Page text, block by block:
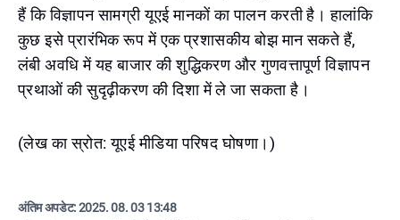
हैं कि विज्ञापन सामग्री यूएई मानकों का पालन करती है। हालांकि
कुछ इसे प्रारंभिक रूप में एक प्रशासकीय बोझ मान सकते हैं,
लंबी अवधि में यह बाजार की शुद्धिकरण और गुणवत्तापूर्ण विज्ञापन
प्रथाओं की सुदृढ़ीकरण की दिशा में ले जा सकता है।
(लेख का स्रोत: यूएई मीडिया परिषद घोषणा।)
अंतिम अपडेट:2025. 08. 03 13:48